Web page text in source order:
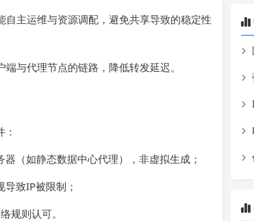
自主运维与资源调配，避免共享导致的稳定性
与代理节点的链路，降低转发延迟。
（如静态数据中心代理），非虚拟生成；
致IP被限制；
规则认可。